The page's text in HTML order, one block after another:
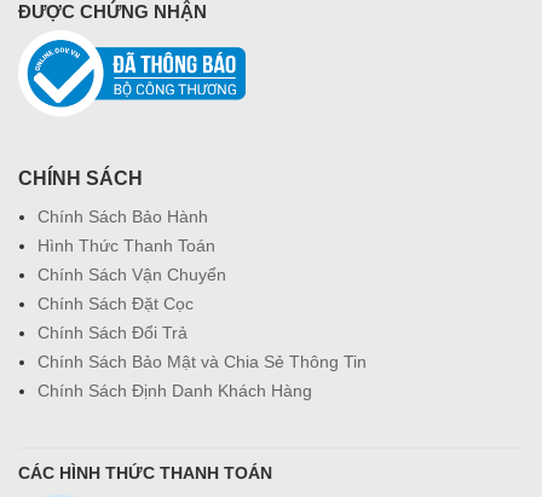
ĐƯỢC CHỨNG NHẬN
CHÍNH SÁCH
Chính Sách Bảo Hành
Hình Thức Thanh Toán
Chính Sách Vận Chuyển
Chính Sách Đặt Cọc
Chính Sách Đổi Trả
Chính Sách Bảo Mật và Chia Sẻ Thông Tin
Chính Sách Định Danh Khách Hàng
CÁC HÌNH THỨC THANH TOÁN